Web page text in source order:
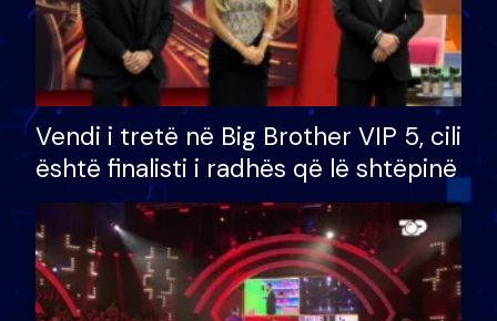
Vendi i tretë në Big Brother VIP 5, cili
është finalisti i radhës që lë shtëpinë